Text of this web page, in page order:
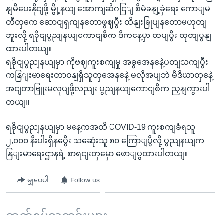
နျမီပေးနိုငျဖို့ မွို့နယျ အောကျဆီဂငြျ စီမံခနျ့ခှဲရေး ကောျမ
တီတှကေ ဆောငျရှကျနတောဖွဈပွီး ထိနျးခြုပျနတောမဟုတျ
ဘူးလို့ ရခိုငျပွညျနယျကောငျစီက ဒီကနေ့မှာ ထပျပွီး ထုတျပွနျ
ထားပါတယျ။
ရခိုငျပွညျနယျမှာ ကိုဗဈကူးစကျမှု အခွအေနနေဲ့ပတျသကျပွီး
ကနြျးမာရေးတာဝနျရှိသူတှအေနနေဲ့ မလိုအပျဘဲ မီဒီယာတှနေဲ့
အငျတာဗြူးမလုပျဖို့လညျး ပွညျနယျကောငျစီက ညှနျကွားပါ
တယျ။
ရခိုငျပွညျနယျမှာ မနေ့ကအထိ COVID-19 ကူးစကျခံရသူ
၂,၀၀၀ နီးပါးရှိနပွေီး သဆေုံးသူ ၈၀ ကြောျပွီလို့ ပွညျနယျက
နြျးမာရေးဌာနရဲ့ စာရငျးတှမှော ဖောျပွထားပါတယျ။
မျှဝေပါ Follow us